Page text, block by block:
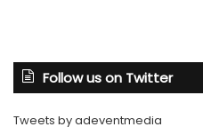
Follow us on Twitter
Tweets by adeventmedia